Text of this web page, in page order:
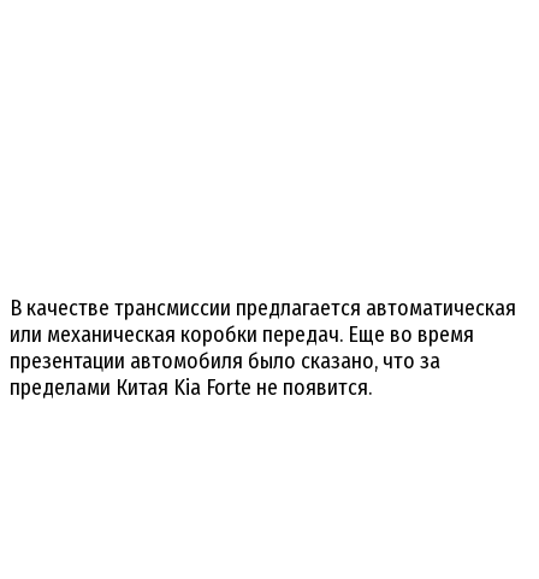
В качестве трансмиссии предлагается автоматическая
или механическая коробки передач. Еще во время
презентации автомобиля было сказано, что за
пределами Китая Kia Forte не появится.